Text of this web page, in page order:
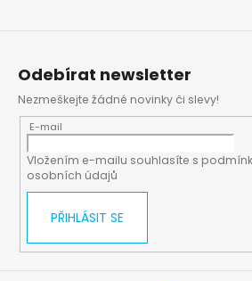
Odebírat newsletter
Nezmeškejte žádné novinky či slevy!
E-mail
Vložením e-mailu souhlasíte s
osobních údajů
PŘIHLÁSIT SE